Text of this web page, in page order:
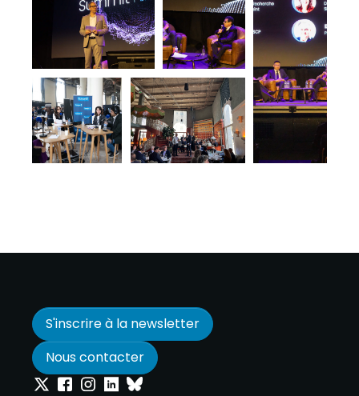
S'inscrire à la newsletter
Nous contacter
Onepoint sur Twitter
Onepoint sur Facebook
Onepoint sur Instagram
Onepoint sur Linkedin
Onepoint sur Bluesky